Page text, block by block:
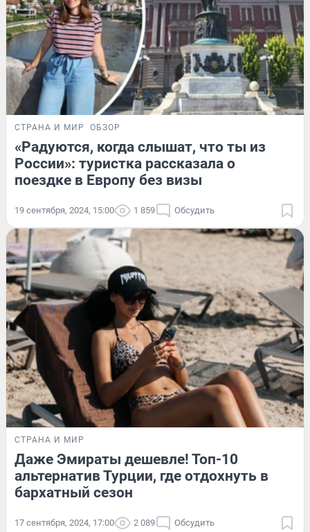
СТРАНА И МИР ОБЗОР
«Радуются, когда слышат, что ты из
России»: туристка рассказала о
поездке в Европу без визы
19 сентября, 2024, 15:00 1 859 Обсудить
СТРАНА И МИР
Даже Эмираты дешевле! Топ-10
альтернатив Турции, где отдохнуть в
бархатный сезон
17 сентября, 2024, 17:00 2 089 Обсудить